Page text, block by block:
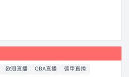
欧冠直播 CBA直播 德甲直播